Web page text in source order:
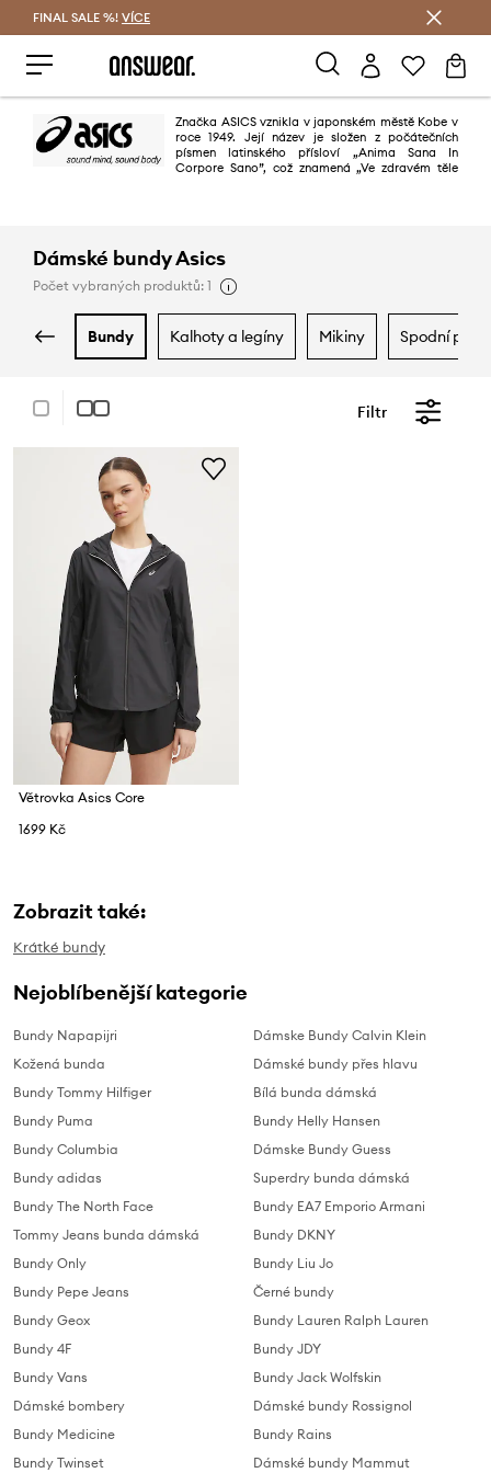
FINAL SALE %! VÍCE
Značka ASICS vznikla v japonském městě Kobe v
roce 1949. Její název je složen z počátečních
písmen latinského přísloví „Anima Sana In
Corpore Sano”, což znamená „Ve zdravém těle
Dámské bundy Asics
Počet vybraných produktů: 1
bundy kalhoty a legíny mikiny spodní
Filtr
Větrovka Asics Core
1699 Kč
Zobrazit také:
Krátké bundy
Nejoblíbenější kategorie
Bundy Napapijri
Kožená bunda
Bundy Tommy Hilfiger
Bundy Puma
Bundy Columbia
Bundy adidas
Bundy The North Face
Tommy Jeans bunda dámská
Bundy Only
Bundy Pepe Jeans
Bundy Geox
Bundy 4F
Bundy Vans
Dámské bombery
Bundy Medicine
Bundy Twinset
Dámske Bundy Calvin Klein
Dámské bundy přes hlavu
Bílá bunda dámská
Bundy Helly Hansen
Dámske Bundy Guess
Superdry bunda dámská
Bundy EA7 Emporio Armani
Bundy DKNY
Bundy Liu Jo
Černé bundy
Bundy Lauren Ralph Lauren
Bundy JDY
Bundy Jack Wolfskin
Dámské bundy Rossignol
Bundy Rains
Dámské bundy Mammut